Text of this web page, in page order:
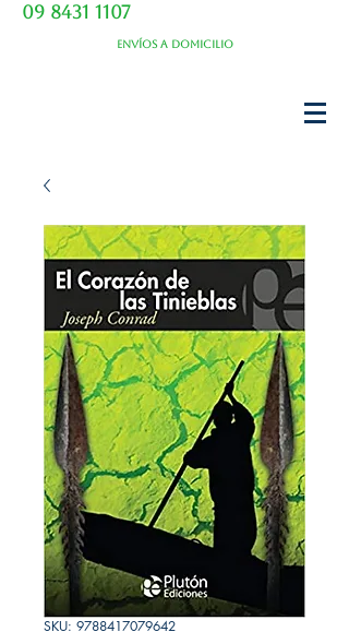
09 8431 1107
Envíos a domicilio
SKU: 9788417079642